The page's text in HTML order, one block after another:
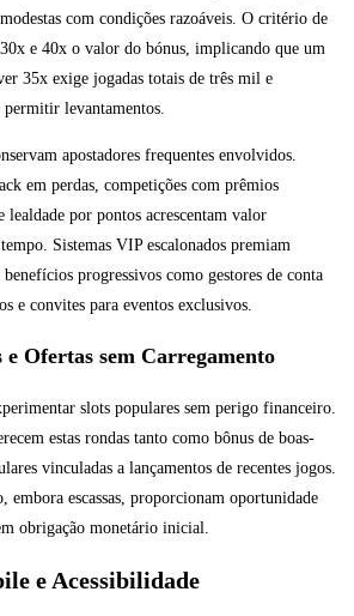
com condições razoáveis. O critério de
e 40x o valor do bónus, implicando que um
35x exige jogadas totais de três mil e
permitir levantamentos.
apostadores frequentes envolvidos.
em perdas, competições com prêmios
lealdade por pontos acrescentam valor
Sistemas VIP escalonados premiam
progressivos como gestores de conta
e convites para eventos exclusivos.
Ofertas sem Carregamento
slots populares sem perigo financeiro.
estas rondas tanto como bônus de boas-
vinculadas a lançamentos de recentes jogos.
embora escassas, proporcionam oportunidade
obrigação monetário inicial.
e Acessibilidade